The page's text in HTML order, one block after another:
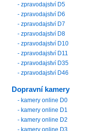
- zpravodajství D5
- zpravodajství D6
- zpravodajství D7
- zpravodajství D8
- zpravodajství D10
- zpravodajství D11
- zpravodajství D35
- zpravodajství D46
Dopravní kamery
- kamery online D0
- kamery online D1
- kamery online D2
- kamery online D3